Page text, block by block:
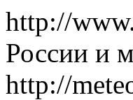
http://
России и
http://